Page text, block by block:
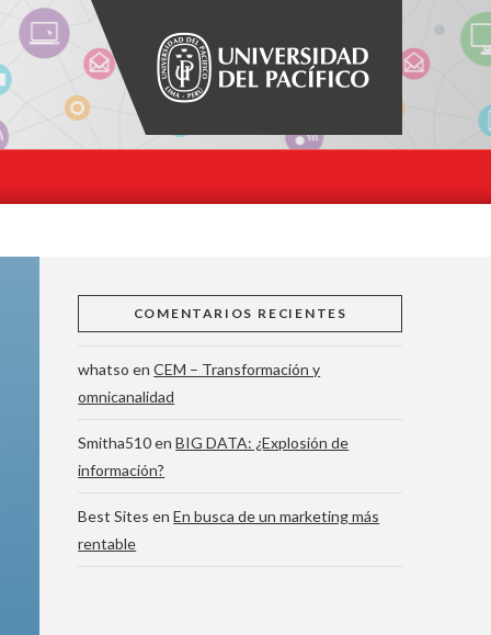
COMENTARIOS RECIENTES
whatso enCEM – Transformación y
omnicanalidad
Smitha510enBIG DATA: ¿Explosión de
información?
Best Sites enEn busca de un marketing más
rentable